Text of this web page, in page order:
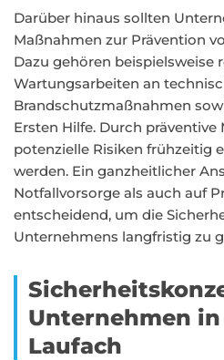
Darüber hinaus sollten
Maßnahmen zur Prävention
Dazu gehören beispielsweise
Wartungsarbeiten an
Brandschutzmaßnahmen
Ersten Hilfe. Durch
potenzielle Risiken frühzeitig
werden. Ein ganzheitlicher
Notfallvorsorge als auch auf
entscheidend, um die
Unternehmens langfristig zu
Unternehmen
Laufach